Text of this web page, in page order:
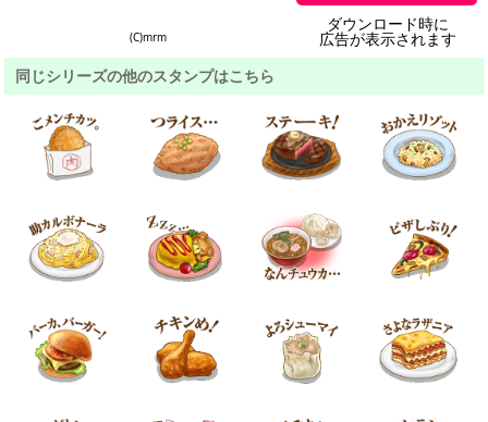
(C)mrm
ダウンロード時に
広告が表示されます
同じシリーズの他のスタンプはこちら